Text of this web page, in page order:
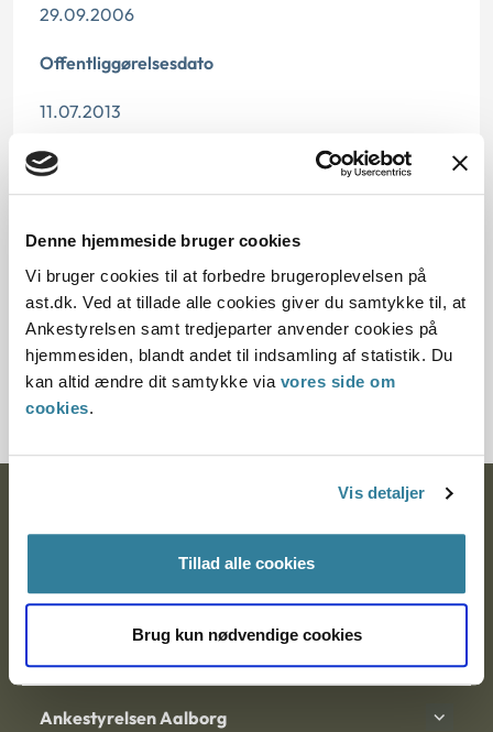
Denne hjemmeside bruger cookies
Vi bruger cookies til at forbedre brugeroplevelsen på
ast.dk. Ved at tillade alle cookies giver du samtykke til, at
Ankestyrelsen samt tredjeparter anvender cookies på
hjemmesiden, blandt andet til indsamling af statistik. Du
kan altid ændre dit samtykke via vores side om
cookies.
Vis detaljer
Tillad alle cookies
Brug kun nødvendige cookies
29.09.2006
Offentliggørelsesdato
11.07.2013
Denne principafgørelse er kasseret den 19. februar
Paragraf
§ 10 § 8
Journalnummer
6700141-06
Nytorv 7, 2. sal
9000 Aalborg
Ankestyrelsen Aalborg